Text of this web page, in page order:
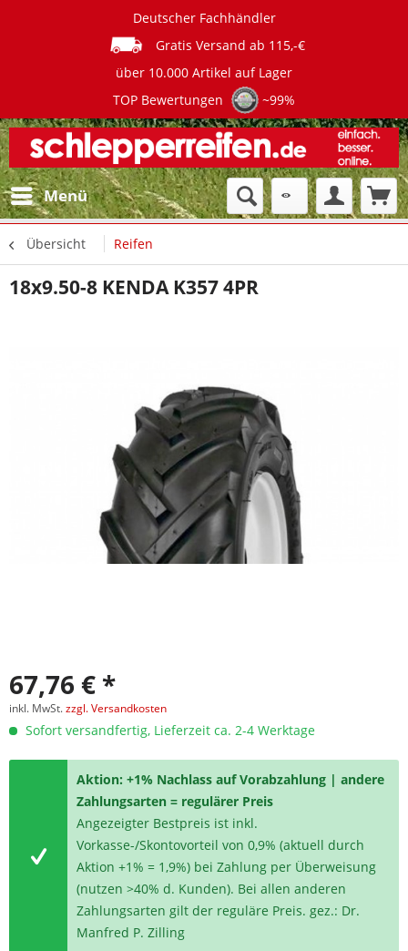
Deutscher Fachhändler
Gratis Versand ab 115,-€
über 10.000 Artikel auf Lager
TOP Bewertungen
~99%
Menü
Übersicht Reifen
18x9.50-8 KENDA K357 4PR
67,76 € *
inkl. MwSt.zzgl. Versandkosten
Sofort versandfertig, Lieferzeit ca. 2-4 Werktage
Aktion: +1% Nachlass auf Vorabzahlung | andere
Zahlungsarten = regulärer Preis
Angezeigter Bestpreis ist inkl.
Vorkasse-/Skontovorteil von 0,9% (aktuell durch
Aktion +1% = 1,9%) bei Zahlung per Überweisung
(nutzen >40% d. Kunden). Bei allen anderen
Zahlungsarten gilt der reguläre Preis. gez.: Dr.
Manfred P. Zilling